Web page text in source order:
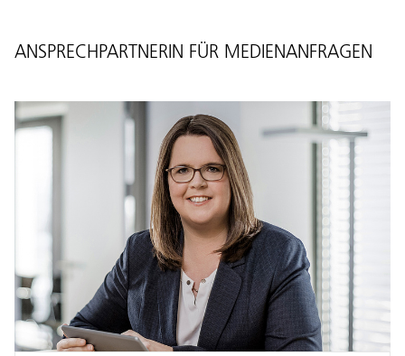
ANSPRECHPARTNERIN FÜR MEDIENANFRAGEN